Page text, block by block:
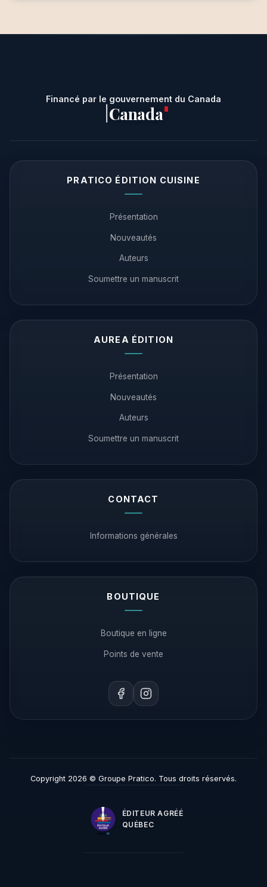
Financé par le gouvernement du Canada
Canada
PRATICO ÉDITION CUISINE
Présentation
Nouveautés
Auteurs
Soumettre un manuscrit
AUREA ÉDITION
Présentation
Nouveautés
Auteurs
Soumettre un manuscrit
CONTACT
Informations générales
BOUTIQUE
Boutique en ligne
Points de vente
Copyright 2026 © Groupe Pratico. Tous droits réservés.
ÉDITEUR AGRÉÉ
QUÉBEC